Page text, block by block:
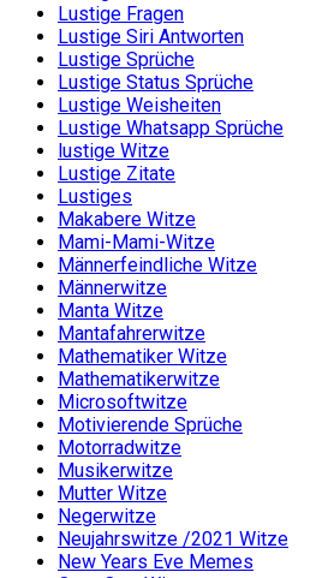
Lustige Fragen
Lustige Siri Antworten
Lustige Sprüche
Lustige Status Sprüche
Lustige Weisheiten
Lustige Whatsapp Sprüche
lustige Witze
Lustige Zitate
Lustiges
Makabere Witze
Mami-Mami-Witze
Männerfeindliche Witze
Männerwitze
Manta Witze
Mantafahrerwitze
Mathematiker Witze
Mathematikerwitze
Microsoftwitze
Motivierende Sprüche
Motorradwitze
Musikerwitze
Mutter Witze
Negerwitze
Neujahrswitze /2021 Witze
New Years Eve Memes